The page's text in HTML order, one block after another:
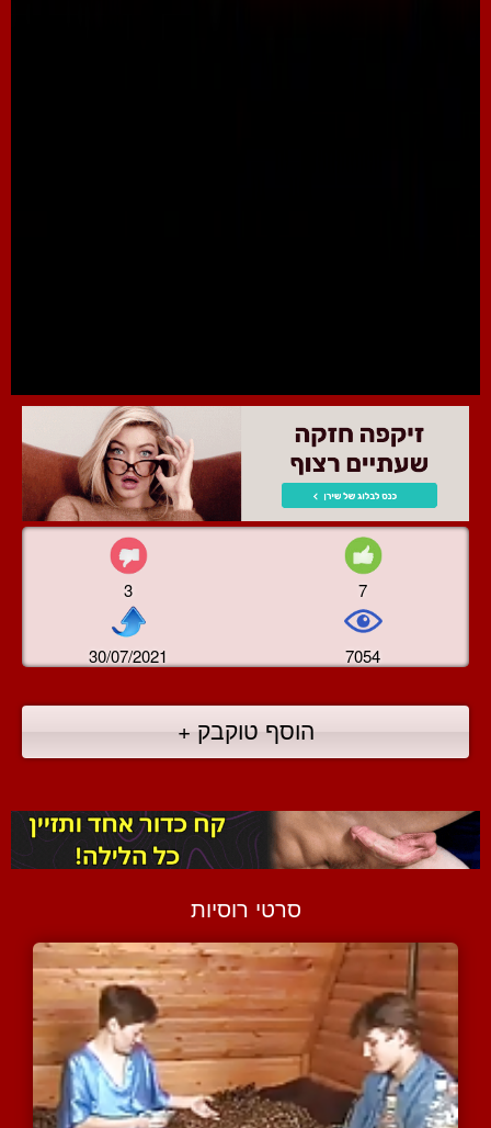
3 7
30/07/2021 7054
הוסף טוקבק +
סרטי רוסיות